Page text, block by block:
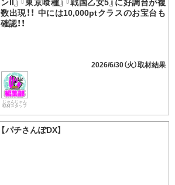
ンII』『東京喰種』『戦国乙女5』に好調台が複
数出現！！ 中には10,000ptクラスのお宝台も
確認！！
2026/6/30（火）
じゃんじゃん
取材スタッフ
【パチさんぽDX】